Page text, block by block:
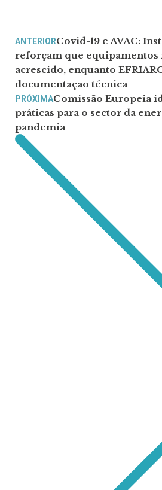
ANTERIORCovid-19 e AVAC:
reforçam que equipamentos
acrescido, enquanto
documentação técnica
PRÓXIMAComissão Europeia
práticas para o sector da
pandemia